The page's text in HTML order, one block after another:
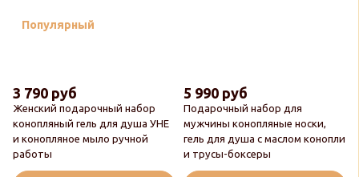
Популярный
Женский подарочный набор
конопляный гель для душа УНЕ
и конопляное мыло ручной
работы
3 790 руб
Подарочный набор для
мужчины конопляные носки,
гель для душа с маслом конопли
и трусы-боксеры
5 990 руб